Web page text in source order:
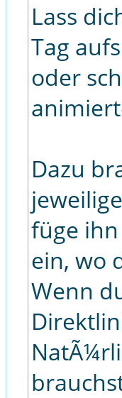
Lass
Tag
oder
Dazu
füge
ein, wo
Wenn